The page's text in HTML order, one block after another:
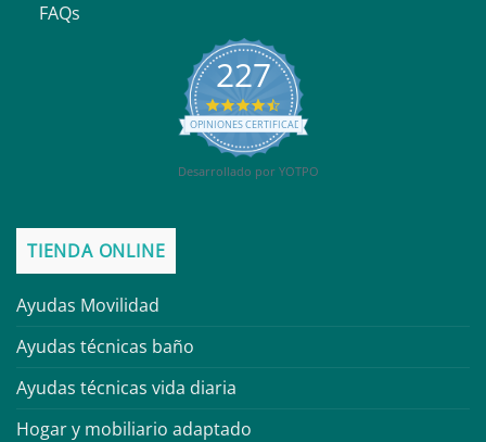
FAQs
227
4.6
star
rating
OPINIONES CERTIFICADAS
Desarrollado por YOTPO
TIENDA ONLINE
Ayudas Movilidad
Ayudas técnicas baño
Ayudas técnicas vida diaria
Hogar y mobiliario adaptado